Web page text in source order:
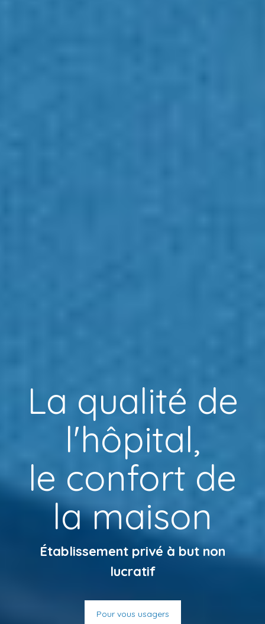
La qualité de
l'hôpital,
le confort de
la maison
Établissement privé à but non
lucratif
Pour vous usagers